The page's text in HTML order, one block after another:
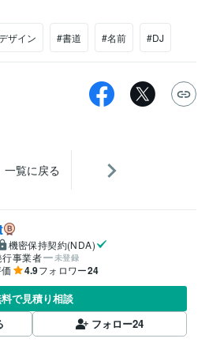
ザイン #書道 #名前 #DJ
一覧に戻る
機密保持契約(NDA)
行事業者
未登録
4.9フォロワー24
で見積り相談
フォロー24